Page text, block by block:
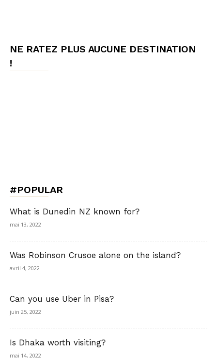
NE RATEZ PLUS AUCUNE DESTINATION
!
#POPULAR
What is Dunedin NZ known for?
mai 13, 2022
Was Robinson Crusoe alone on the island?
avril 4, 2022
Can you use Uber in Pisa?
juin 25, 2022
Is Dhaka worth visiting?
mai 14, 2022